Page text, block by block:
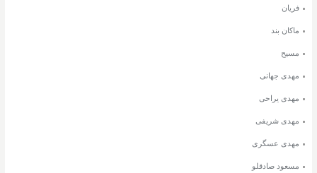
فریان
ماکان بند
مسیح
مهدی جهانی
مهدی یراحی
مهدی شریفی
مهدی عسگری
مسعود صادقلو